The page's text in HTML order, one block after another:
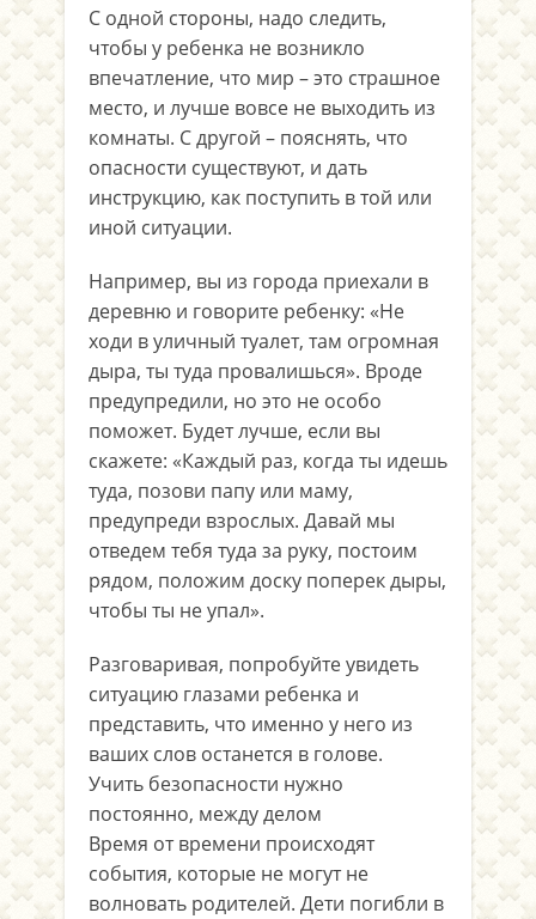
С одной стороны, надо следить,
чтобы у ребенка не возникло
впечатление, что мир – это страшное
место, и лучше вовсе не выходить из
комнаты. С другой – пояснять, что
опасности существуют, и дать
инструкцию, как поступить в той или
иной ситуации.
Например, вы из города приехали в
деревню и говорите ребенку: «Не
ходи в уличный туалет, там огромная
дыра, ты туда провалишься». Вроде
предупредили, но это не особо
поможет. Будет лучше, если вы
скажете: «Каждый раз, когда ты идешь
туда, позови папу или маму,
предупреди взрослых. Давай мы
отведем тебя туда за руку, постоим
рядом, положим доску поперек дыры,
чтобы ты не упал».
Разговаривая, попробуйте увидеть
ситуацию глазами ребенка и
представить, что именно у него из
ваших слов останется в голове.
Учить безопасности нужно
постоянно, между делом
Время от времени происходят
события, которые не могут не
волновать родителей. Дети погибли в